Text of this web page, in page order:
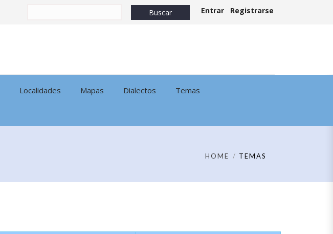
Entrar Registrarse
Localidades Mapas Dialectos Temas
HOME TEMAS